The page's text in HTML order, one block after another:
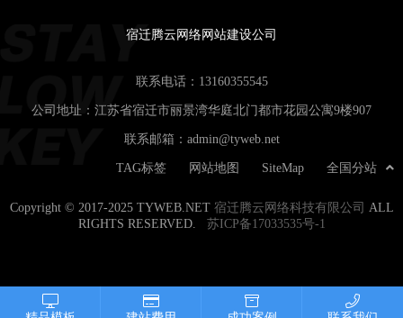
宿迁腾云网络网站建设公司
联系电话： 13160355545
公司地址：江苏省宿迁市丽景湾华庭北门都市花园公寓9楼907
联系邮箱： admin@tyweb.net
全国分站
SiteMap
网站地图
TAG标签
Copyright © 2017-2025 TYWEB.NET 宿迁腾云网络科技有限公司 ALL
RIGHTS RESERVED. 苏ICP备17033535号-1